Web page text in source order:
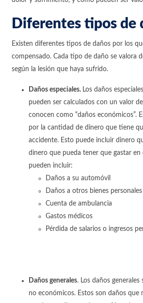
Diferentes tipos de
Existen diferentes tipos de daños por los
compensado. Cada tipo de daño se valora
según la lesión que haya sufrido.
Daños especiales. Los daños
pueden ser calculados con un valor
conocen como “daños económicos”.
por la cantidad de dinero que tiene
accidente. Esto puede incluir dinero
dinero que pueda tener que gastar en
pueden incluir:
Daños a su automóvil
Daños a otros bienes personales
Cuenta de ambulancia
Gastos médicos
Pérdida de salarios o ingresos
Daños generales. Los daños
no económicos. Estos son daños que